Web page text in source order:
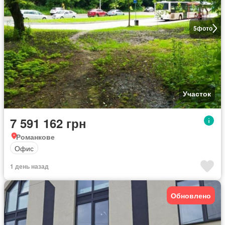
5фото
Участок
7 591 162 грн
Романкове
Офис
1 день назад
Обновлено